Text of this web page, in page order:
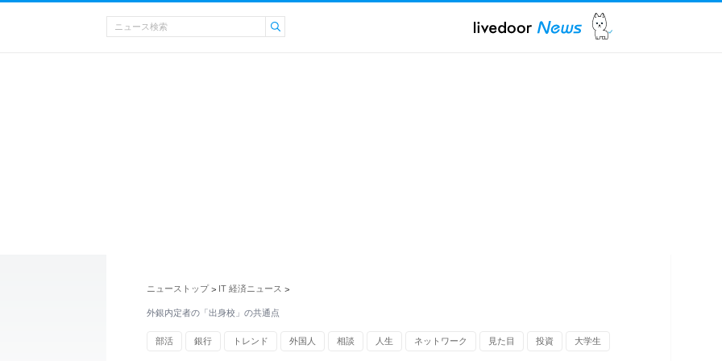
ニューストップ > IT 経済ニュース >
外銀内定者の「出身校」の共通点
部活 銀行 トレンド 外国人 相談 人生 ネットワーク 見た目 投資 大学生